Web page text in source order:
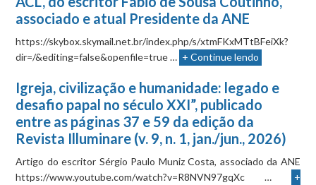
associado e atual Presidente da ANE
https://skybox.skymail.net.br/index.php/s/xtmFKxMTtBFeiXk?
dir=/&editing=false&openfile=true … + Continue lendo
Igreja, civilização e humanidade: legado e
desafio papal no século XXI”, publicado
entre as páginas 37 e 59 da edição da
Revista Illuminare (v. 9, n. 1, jan./jun., 2026)
Artigo do escritor Sérgio Paulo Muniz Costa, associado da ANE
https://www.youtube.com/watch?v=R8NVN97gqXc …
+